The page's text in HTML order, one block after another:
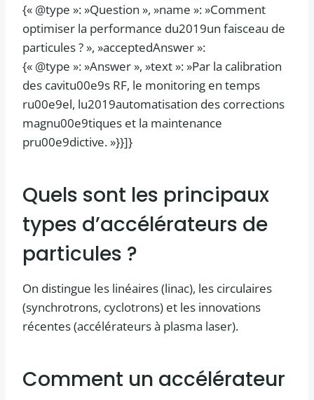
{« @type »: »Question », »name »: »Comment
optimiser la performance du2019un faisceau de
particules ? », »acceptedAnswer »:
{« @type »: »Answer », »text »: »Par la calibration
des cavitu00e9s RF, le monitoring en temps
ru00e9el, lu2019automatisation des corrections
magnu00e9tiques et la maintenance
pru00e9dictive. »}}]}
Quels sont les principaux
types d’accélérateurs de
particules ?
On distingue les linéaires (linac), les circulaires
(synchrotrons, cyclotrons) et les innovations
récentes (accélérateurs à plasma laser).
Comment un accélérateur